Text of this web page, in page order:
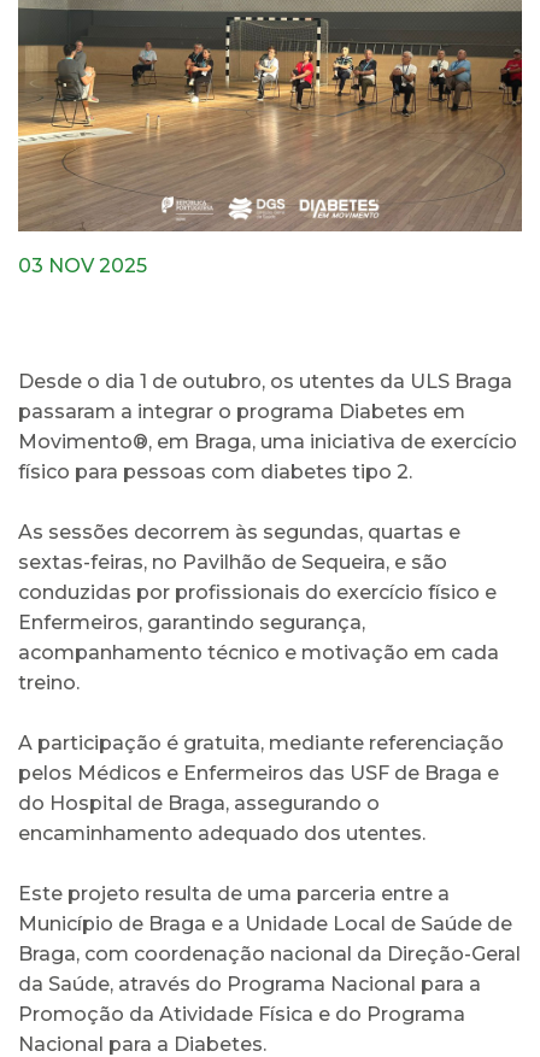
03 NOV 2025
Desde o dia 1 de outubro, os utentes da ULS Braga
passaram a integrar o programa Diabetes em
Movimento®, em Braga, uma iniciativa de exercício
físico para pessoas com diabetes tipo 2.
As sessões decorrem às segundas, quartas e
sextas-feiras, no Pavilhão de Sequeira, e são
conduzidas por profissionais do exercício físico e
Enfermeiros, garantindo segurança,
acompanhamento técnico e motivação em cada
treino.
A participação é gratuita, mediante referenciação
pelos Médicos e Enfermeiros das USF de Braga e
do Hospital de Braga, assegurando o
encaminhamento adequado dos utentes.
Este projeto resulta de uma parceria entre a
Município de Braga e a Unidade Local de Saúde de
Braga, com coordenação nacional da Direção-Geral
da Saúde, através do Programa Nacional para a
Promoção da Atividade Física e do Programa
Nacional para a Diabetes.